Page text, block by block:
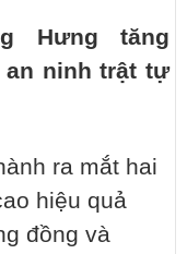
Hưng tăng
ninh trật tự
ra mắt hai
hiệu quả
đồng và